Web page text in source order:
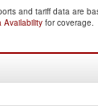
and tariff data are
Availability for coverage.